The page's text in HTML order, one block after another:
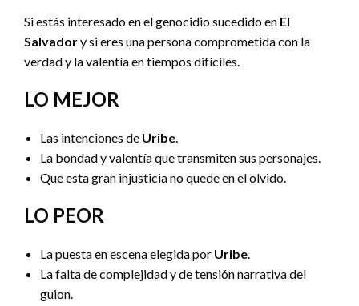
Si estás interesado en el genocidio sucedido en El
Salvadory si eres una persona comprometida con la
verdad y la valentía en tiempos difíciles.
LO MEJOR
Las intenciones de Uribe.
La bondad y valentía que transmiten sus personajes.
Que esta gran injusticia no quede en el olvido.
LO PEOR
La puesta en escena elegida por Uribe.
La falta de complejidad y de tensión narrativa del
guion.